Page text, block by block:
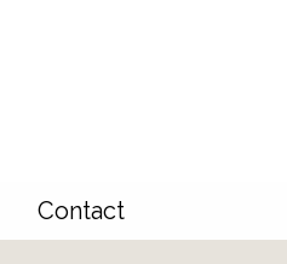
Contact